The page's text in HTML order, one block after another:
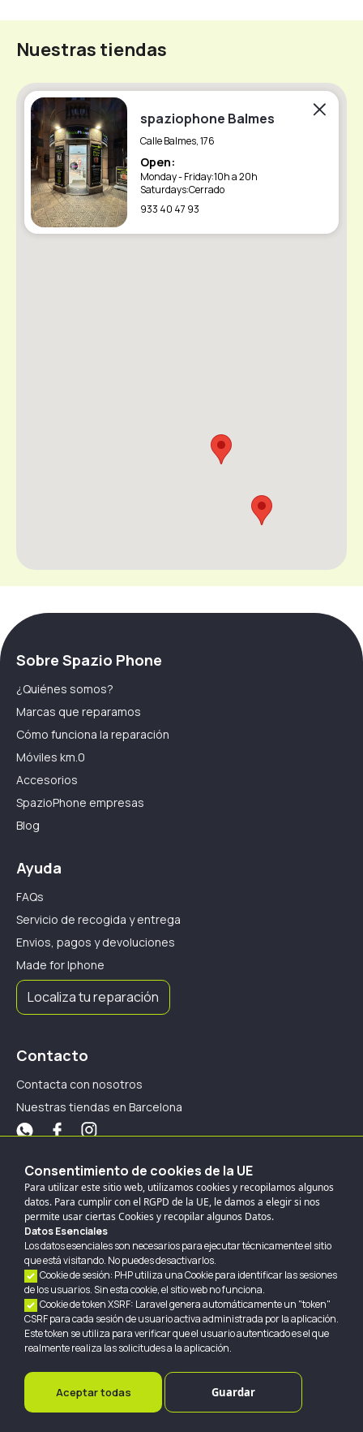
Nuestras tiendas
spaziophone Balmes
Calle Balmes, 176
Open:
Monday - Friday:10h a 20h
Saturdays:Cerrado
933 40 47 93
Sobre Spazio Phone
¿Quiénes somos?
Marcas que reparamos
Cómo funciona la reparación
Móviles km.0
Accesorios
SpazioPhone empresas
Blog
Ayuda
FAQs
Servicio de recogida y entrega
Envios, pagos y devoluciones
Made for Iphone
Localiza tu reparación
Contacto
Contacta con nosotros
Nuestras tiendas en Barcelona
Nuestros modos de pago
Pagos Online
Pagos en tienda
Efectivo
Tarjeta
SpazioPhone 2022 Derechos Reservados
Protección de datos Cookies
Consentimiento de cookies de la UE
Para utilizar este sitio web, utilizamos cookies y recopilamos algunos
datos. Para cumplir con el RGPD de la UE, le damos a elegir si nos
permite usar ciertas Cookies y recopilar algunos Datos.
Datos Esenciales
Los datos esenciales son necesarios para ejecutar técnicamente el sitio
que está visitando. No puedes desactivarlos.
Cookie de sesión: PHP utiliza una Cookie para identificar las sesiones
de los usuarios. Sin esta cookie, el sitio web no funciona.
Cookie de token XSRF: Laravel genera automáticamente un "token"
CSRF para cada sesión de usuario activa administrada por la aplicación.
Este token se utiliza para verificar que el usuario autenticado es el que
realmente realiza las solicitudes a la aplicación.
Aceptar todas Guardar